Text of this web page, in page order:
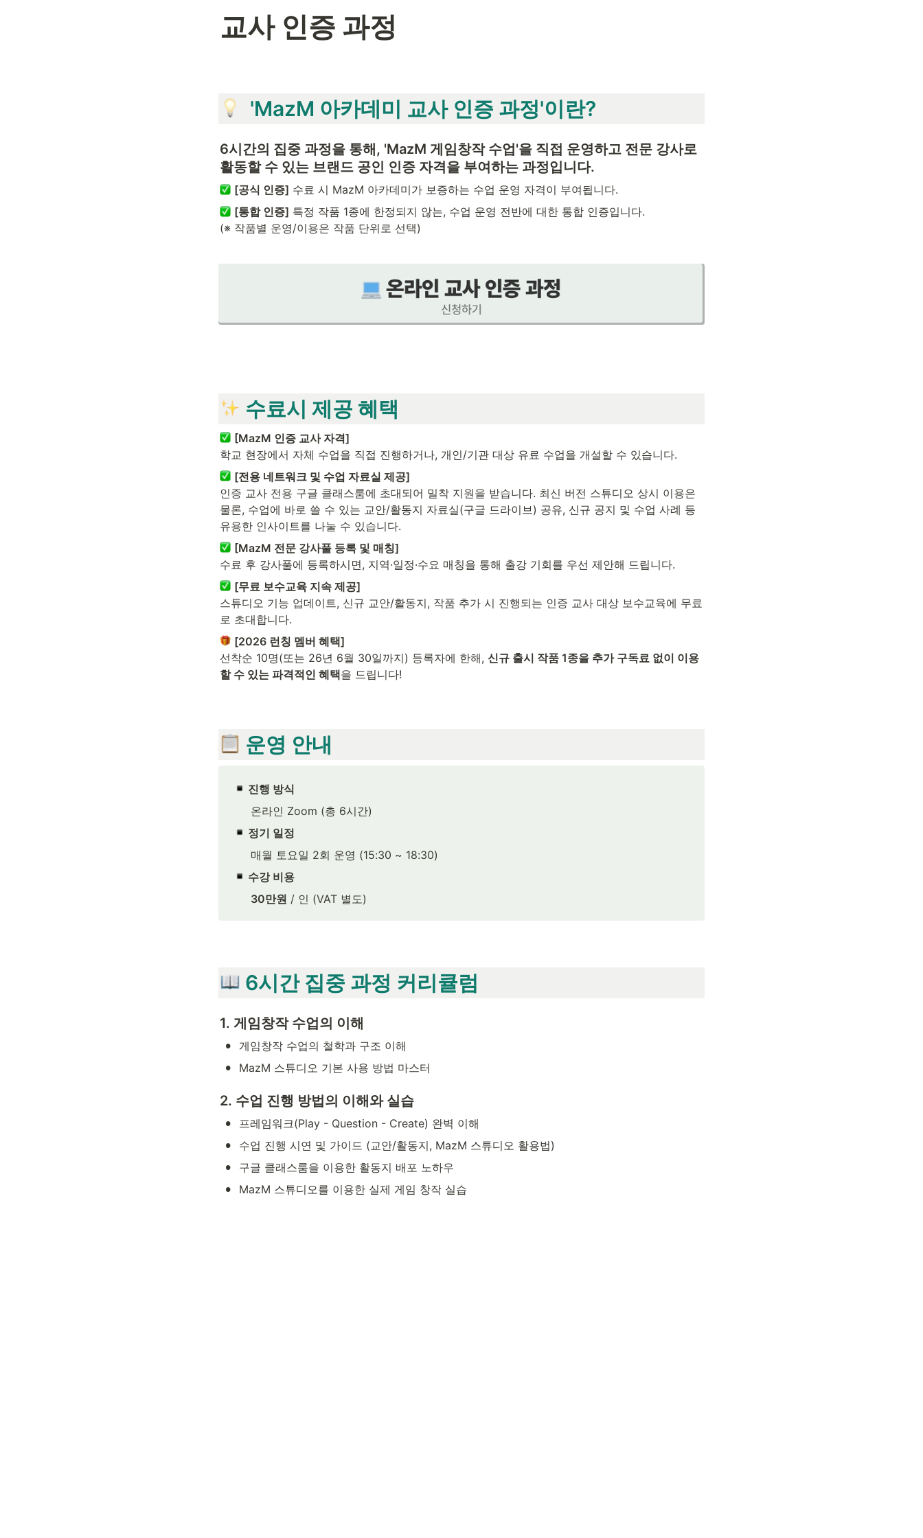
교사 인증 과정
'MazM 아카데미 교사 인증 과정'이란?
6시간의 집중 과정을 통해, 'MazM 게임창작 수업'을 직접 운영하고 전문 강사로
활동할 수 있는 브랜드 공인 인증 자격을 부여하는 과정입니다.
[공식 인증] 수료 시 MazM 아카데미가 보증하는 수업 운영 자격이 부여됩니다.
[통합 인증] 특정 작품 1종에 한정되지 않는, 수업 운영 전반에 대한 통합 인증입니다.
(※ 작품별 운영/이용은 작품 단위로 선택)
수료시 제공 혜택
[MazM 인증 교사 자격]
학교 현장에서 자체 수업을 직접 진행하거나, 개인/기관 대상 유료 수업을 개설할 수 있습니다.
[전용 네트워크 및 수업 자료실 제공]
인증 교사 전용 구글 클래스룸에 초대되어 밀착 지원을 받습니다. 최신 버전 스튜디오 상시 이용은
물론, 수업에 바로 쓸 수 있는 교안/활동지 자료실(구글 드라이브) 공유, 신규 공지 및 수업 사례 등
유용한 인사이트를 나눌 수 있습니다.
[MazM 전문 강사풀 등록 및 매칭]
수료 후 강사풀에 등록하시면, 지역·일정·수요 매칭을 통해 출강 기회를 우선 제안해 드립니다.
[무료 보수교육 지속 제공]
스튜디오 기능 업데이트, 신규 교안/활동지, 작품 추가 시 진행되는 인증 교사 대상 보수교육에 무료
로 초대합니다.
[2026 런칭 멤버 혜택]
선착순 10명(또는 26년 6월 30일까지) 등록자에 한해, 신규 출시 작품 1종을 추가 구독료 없이 이용
할 수 있는 파격적인 혜택을 드립니다!
운영 안내
진행 방식
온라인 Zoom (총 6시간)
정기 일정
매월 토요일 2회 운영 (15:30 ~ 18:30)
수강 비용
30만원 / 인 (VAT 별도)
6시간 집중 과정 커리큘럼
1. 게임창작 수업의 이해
• 게임창작 수업의 철학과 구조 이해
• MazM 스튜디오 기본 사용 방법 마스터
2. 수업 진행 방법의 이해와 실습
• 프레임워크(Play - Question - Create) 완벽 이해
• 수업 진행 시연 및 가이드 (교안/활동지, MazM 스튜디오 활용법)
• 구글 클래스룸을 이용한 활동지 배포 노하우
• MazM 스튜디오를 이용한 실제 게임 창작 실습